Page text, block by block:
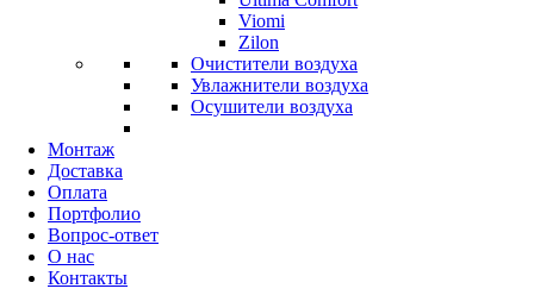
Viomi
Zilon
Очистители воздуха
Увлажнители воздуха
Осушители воздуха
Монтаж
Доставка
Оплата
Портфолио
Вопрос-ответ
О нас
Контакты